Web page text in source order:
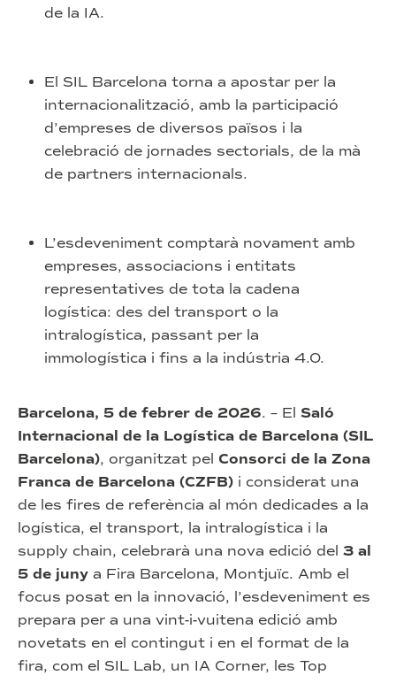
de la IA.
El SIL Barcelona torna a apostar per la
internacionalització, amb la participació
d’empreses de diversos països i la
celebració de jornades sectorials, de la mà
de partners internacionals.
L’esdeveniment comptarà novament amb
empreses, associacions i entitats
representatives de tota la cadena
logística: des del transport o la
intralogística, passant per la
immologística i fins a la indústria 4.0.
Barcelona, 5 de febrer de 2026. – El Saló
Internacional de la Logística de Barcelona (SIL
Barcelona), organitzat pel Consorci de la Zona
Franca de Barcelona (CZFB) i considerat una
de les fires de referència al món dedicades a la
logística, el transport, la intralogística i la
supply chain, celebrarà una nova edició del 3 al
5 de juny a Fira Barcelona, Montjuïc. Amb el
focus posat en la innovació, l’esdeveniment es
prepara per a una vint-i-vuitena edició amb
novetats en el contingut i en el format de la
fira, com el SIL Lab, un IA Corner, les Top